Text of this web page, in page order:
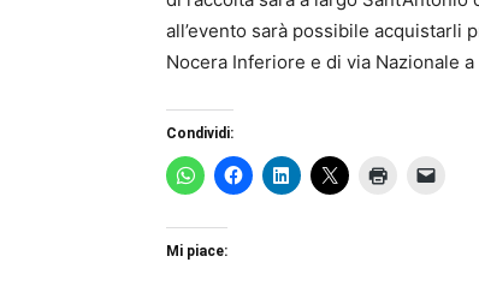
all’evento sarà possibile acquistarli
Nocera Inferiore e di via Nazionale
Condividi:
Mi piace: